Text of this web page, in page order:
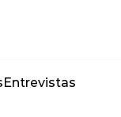
Entrevistas